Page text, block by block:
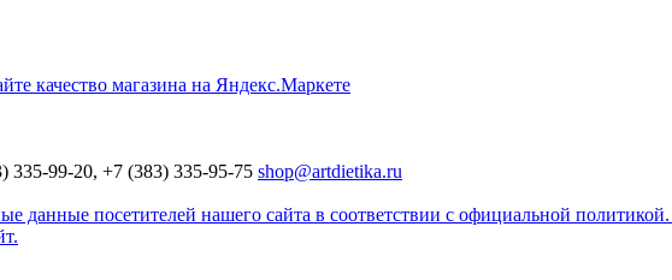
335-99-20, +7 (383) 335-95-75 shop@artdietika.ru
данные посетителей нашего сайта в соответствии с официальной